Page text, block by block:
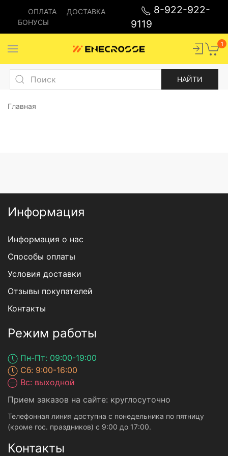
ОПЛАТА
ДОСТАВКА
БОНУСЫ
8-922-922-
9119
1
Главная
Информация
Информация о нас
Способы оплаты
Условия доставки
Отзывы покупателей
Контакты
Режим работы
Пн-Пт: 09:00-19:00
Сб: 9:00-16:00
Вс: выходной
Прием заказов на сайте: круглосуточно
Телефонная линия доступна с понедельника по пятницу
(кроме гос. праздников) с 9:00 до 17:00.
Контакты